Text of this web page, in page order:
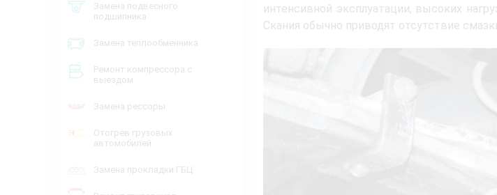
Замена подвесного
подшипника
Замена теплообменника
Ремонт компрессора с
выездом
Замена рессоры
Отогрев грузовых
автомобилей
Замена прокладки ГБЦ
интенсивной эксплуатации, высоких
Скания обычно приводят отсутствие